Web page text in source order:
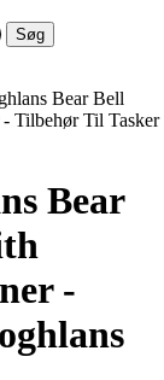
Søg
Bear Bell
Tilbehør Til Tasker
Bear
-